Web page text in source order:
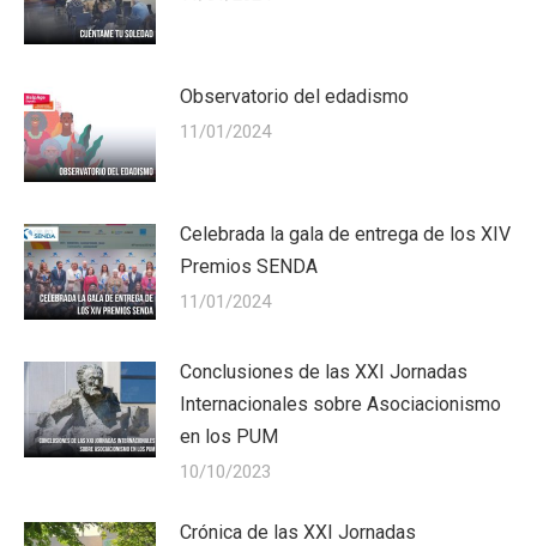
Observatorio del edadismo
11/01/2024
Celebrada la gala de entrega de los XIV
Premios SENDA
11/01/2024
Conclusiones de las XXI Jornadas
Internacionales sobre Asociacionismo
en los PUM
10/10/2023
Crónica de las XXI Jornadas